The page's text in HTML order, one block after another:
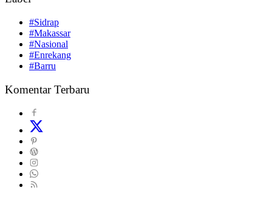
#Sidrap
#Makassar
#Nasional
#Enrekang
#Barru
Komentar Terbaru